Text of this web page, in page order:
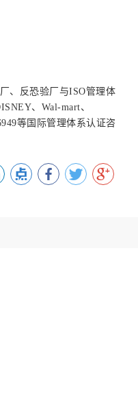
、反恐验厂与ISO管理体
、Wal-mart、
等国际管理体系认证咨